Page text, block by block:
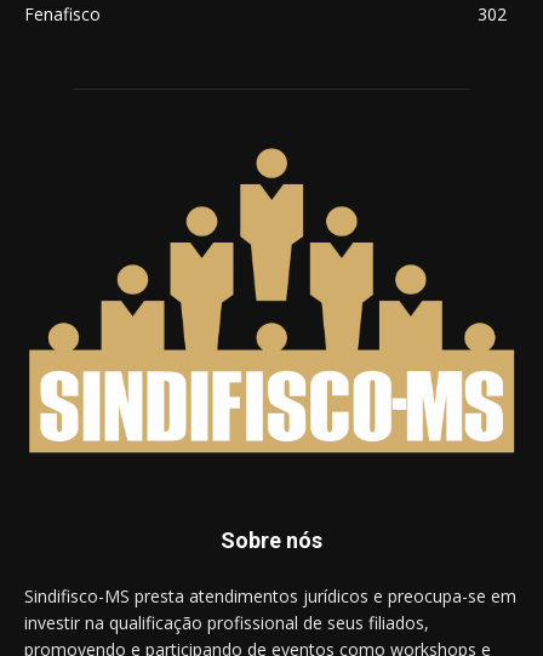
Fenafisco
302
Sobre nós
Sindifisco-MS presta atendimentos jurídicos e preocupa-se em
investir na qualificação profissional de seus filiados,
promovendo e participando de eventos como workshops e